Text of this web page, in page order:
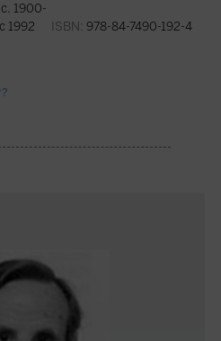
1900-
1992 ISBN: 978-84-7490-192-4